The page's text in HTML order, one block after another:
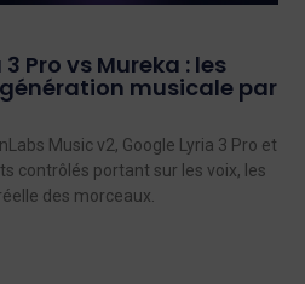
Pro vs Mureka : les
musicale par
Music v2, Google Lyria 3 Pro et
contrôlés portant sur les voix, les
des morceaux.